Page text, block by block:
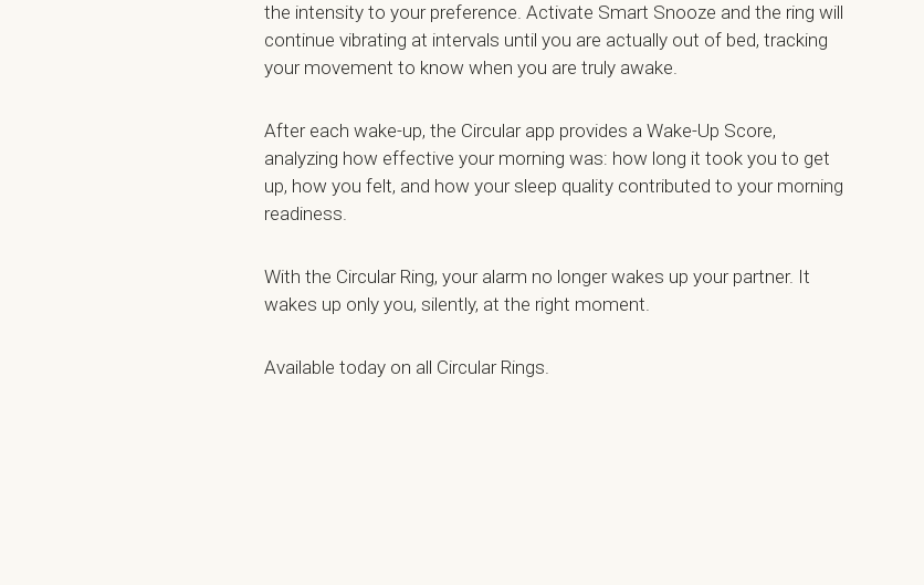
the intensity to your preference. Activate Smart Snooze and the ring will
continue vibrating at intervals until you are actually out of bed, tracking
your movement to know when you are truly awake.
After each wake-up, the Circular app provides a Wake-Up Score,
analyzing how effective your morning was: how long it took you to get
up, how you felt, and how your sleep quality contributed to your morning
readiness.
With the Circular Ring, your alarm no longer wakes up your partner. It
wakes up only you, silently, at the right moment.
Available today on all Circular Rings.